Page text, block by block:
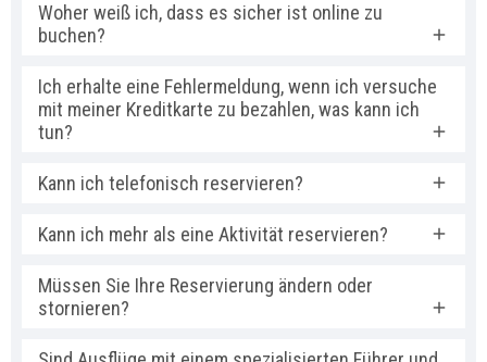
Woher weiß ich, dass es sicher ist online zu
buchen?
Ich erhalte eine Fehlermeldung, wenn ich versuche
mit meiner Kreditkarte zu bezahlen, was kann ich
tun?
Kann ich telefonisch reservieren?
Kann ich mehr als eine Aktivität reservieren?
Müssen Sie Ihre Reservierung ändern oder
stornieren?